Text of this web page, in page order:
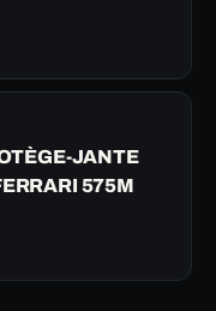
JANTE
575M